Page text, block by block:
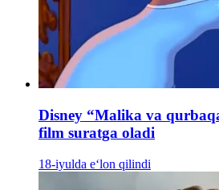
Disney “Malika va
film suratga oladi
18-iyulda e‘lon qilindi